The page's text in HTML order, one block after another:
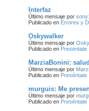
Interfaz
Último mensaje por
Publicado en Errores y
Oskywalker
Último mensaje por
Publicado en Preséntate
MarziaBonini:
Último mensaje por
Publicado en Preséntate
murguis: Me
Último mensaje por
Publicado en Preséntate